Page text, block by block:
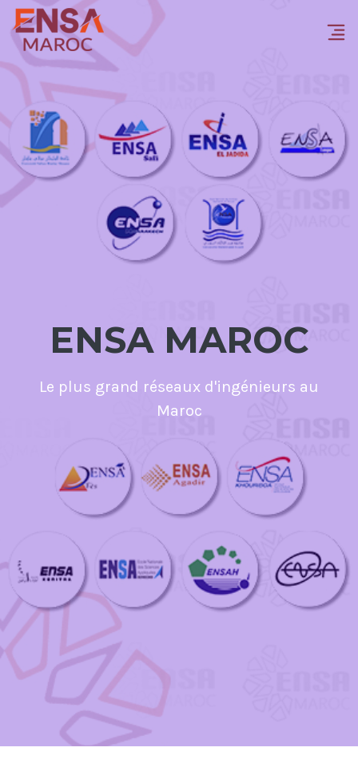
ENSA MAROC
Le plus grand réseaux d'ingénieurs au
Maroc